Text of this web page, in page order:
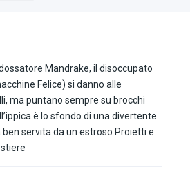
Mandrake, il disoccupato
Felice) si danno alle
ma puntano sempre su brocchi
è lo sfondo di una divertente
servita da un estroso Proietti e